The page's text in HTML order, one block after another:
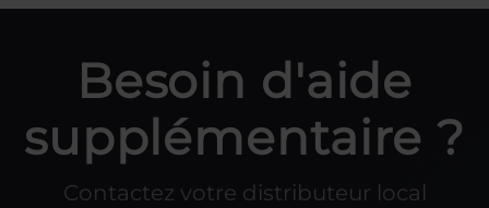
Besoin d'aide
supplémentaire ?
Contactez votre distributeur local